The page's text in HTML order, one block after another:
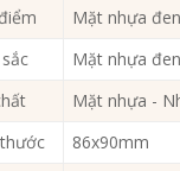
Mặt nhựa
Mặt nhựa
Mặt nhựa -
86x90mm